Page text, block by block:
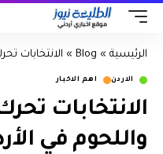
الرئيسية »
Blog
» الانتخابات
الاردن اهم الاخبار
الانتخابات
واللحوم في